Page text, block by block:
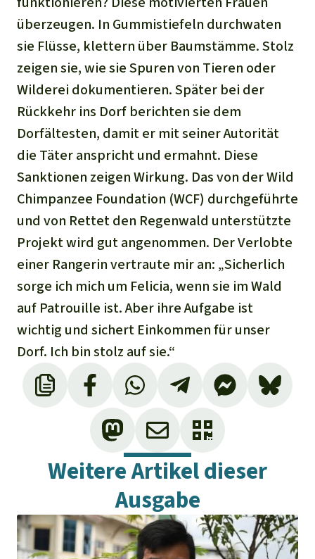
überzeugen. In Gummistiefeln durchwaten
sie Flüsse, klettern über Baumstämme. Stolz
zeigen sie, wie sie Spuren von Tieren oder
Wilderei dokumentieren. Später bei der
Rückkehr ins Dorf berichten sie dem
Dorfältesten, damit er mit seiner Autorität
die Täter anspricht und ermahnt. Diese
Sanktionen zeigen Wirkung. Das von der Wild
Chimpanzee Foundation (WCF) durchgeführte
und von Rettet den Regenwald unterstützte
Projekt wird gut angenommen. Der Verlobte
einer Rangerin vertraute mir an: „Sicherlich
sorge ich mich um Felicia, wenn sie im Wald
auf Patrouille ist. Aber ihre Aufgabe ist
wichtig und sichert Einkommen für unser
Dorf. Ich bin stolz auf sie.“
Weitere Artikel dieser
Ausgabe